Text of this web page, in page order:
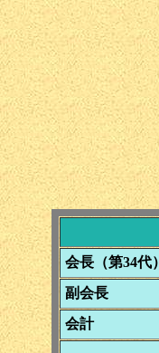
会長（第34代）
副会長
会計